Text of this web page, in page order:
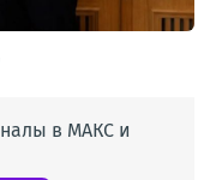
в МАКС и